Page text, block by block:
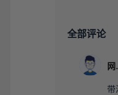
全部评论
带